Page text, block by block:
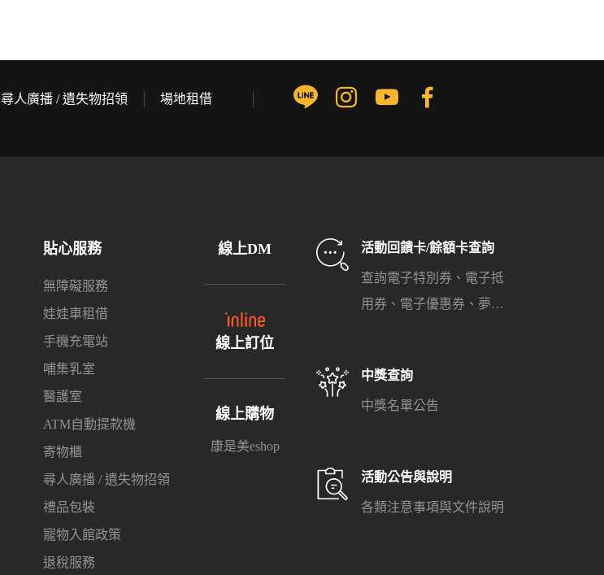
尋人廣播 / 遺失物招領 場地租借
貼心服務
無障礙服務
娃娃車租借
手機充電站
哺集乳室
醫護室
ATM自動提款機
寄物櫃
尋人廣播 / 遺失物招領
禮品包裝
寵物入館政策
退稅服務
線上DM
線上訂位
線上購物
康是美eshop
活動回饋卡/餘額卡查詢
查詢電子特別券、電子抵
用券、電子優惠券、夢時
中獎查詢
中獎名單公告
活動公告與說明
各類注意事項與文件說明